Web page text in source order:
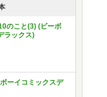
のこと(3) (ビーボ
ラックス)
ーイコミックスデ